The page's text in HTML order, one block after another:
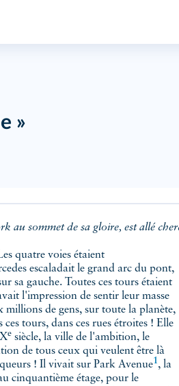
»
au sommet de sa gloire, est allé
escaladait le grand arc du pont,
sa gauche. Toutes ces tours étaient
millions de gens, sur toute la planète,
tours, dans ces rues étroites ! Elle
e siècle, la ville de l'ambition, le
! Il vivait sur Park Avenue1, la
cinquantième étage, pour le